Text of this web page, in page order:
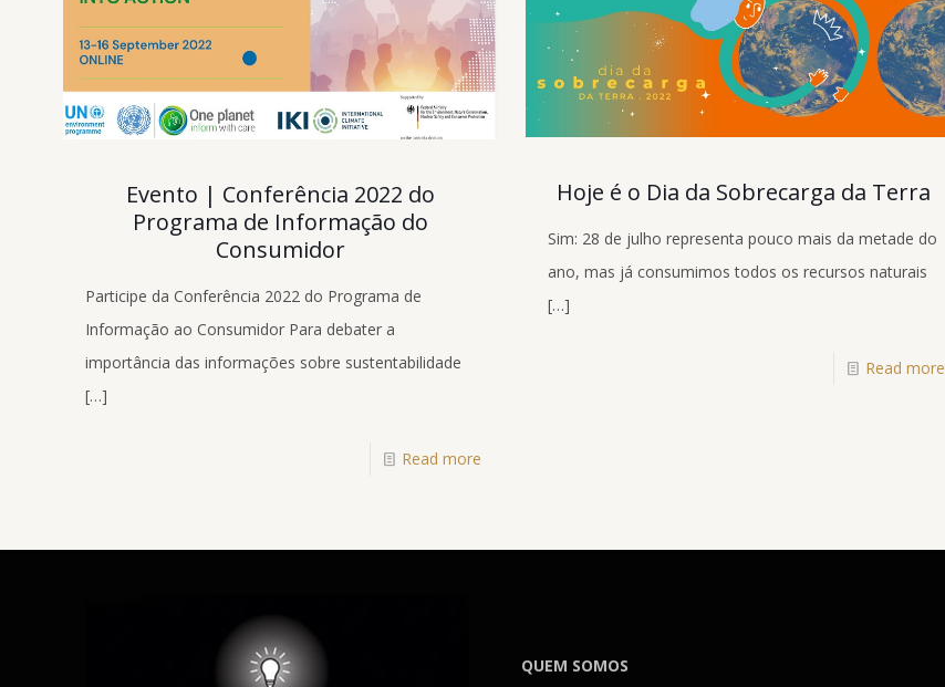
Evento | Conferência 2022 do
Programa de Informação do
Consumidor
Participe da Conferência 2022 do Programa de
Informação ao Consumidor Para debater a
importância das informações sobre sustentabilidade
[…]
Read more
Hoje é o Dia da Sobrecarga da Terra
Sim: 28 de julho representa pouco mais da metade do
ano, mas já consumimos todos os recursos naturais
[…]
Read more
QUEM SOMOS